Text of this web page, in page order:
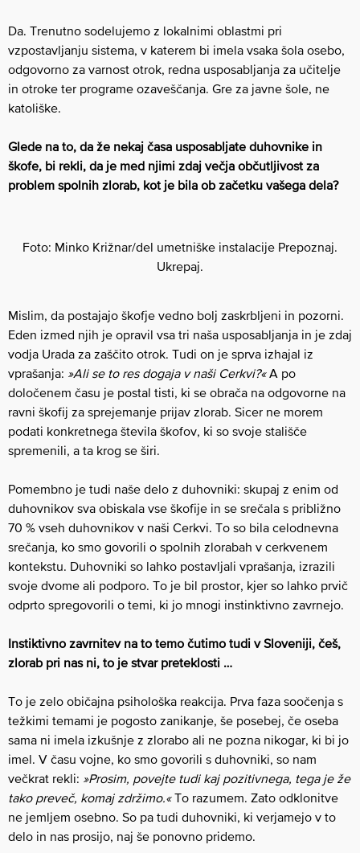
Da. Trenutno sodelujemo z lokalnimi oblastmi pri
vzpostavljanju sistema, v katerem bi imela vsaka šola osebo,
odgovorno za varnost otrok, redna usposabljanja za učitelje
in otroke ter programe ozaveščanja. Gre za javne šole, ne
katoliške.
Glede na to, da že nekaj časa usposabljate duhovnike in
škofe, bi rekli, da je med njimi zdaj večja občutljivost za
problem spolnih zlorab, kot je bila ob začetku vašega dela?
Foto: Minko Križnar/del umetniške instalacije Prepoznaj.
Ukrepaj.
Mislim, da postajajo škofje vedno bolj zaskrbljeni in pozorni.
Eden izmed njih je opravil vsa tri naša usposabljanja in je zdaj
vodja Urada za zaščito otrok. Tudi on je sprva izhajal iz
vprašanja: »Ali se to res dogaja v naši Cerkvi?«A po
določenem času je postal tisti, ki se obrača na odgovorne na
ravni škofij za sprejemanje prijav zlorab. Sicer ne morem
podati konkretnega števila škofov, ki so svoje stališče
spremenili, a ta krog se širi.
Pomembno je tudi naše delo z duhovniki: skupaj z enim od
duhovnikov sva obiskala vse škofije in se srečala s približno
70 % vseh duhovnikov v naši Cerkvi. To so bila celodnevna
srečanja, ko smo govorili o spolnih zlorabah v cerkvenem
kontekstu. Duhovniki so lahko postavljali vprašanja, izrazili
svoje dvome ali podporo. To je bil prostor, kjer so lahko prvič
odprto spregovorili o temi, ki jo mnogi instinktivno zavrnejo.
Instiktivno zavrnitev na to temo čutimo tudi v Sloveniji, češ,
zlorab pri nas ni, to je stvar preteklosti …
To je zelo običajna psihološka reakcija. Prva faza soočenja s
težkimi temami je pogosto zanikanje, še posebej, če oseba
sama ni imela izkušnje z zlorabo ali ne pozna nikogar, ki bi jo
imel. V času vojne, ko smo govorili s duhovniki, so nam
večkrat rekli: »Prosim, povejte tudi kaj pozitivnega, tega je že
tako preveč, komaj zdržimo.«To razumem. Zato odklonitve
ne jemljem osebno. So pa tudi duhovniki, ki verjamejo v to
delo in nas prosijo, naj še ponovno pridemo.